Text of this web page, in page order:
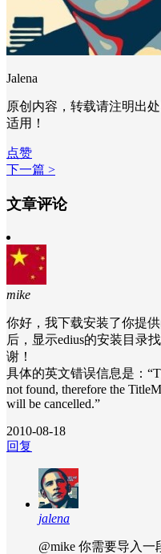
Jalena
原创内容，转载请注明出
适用！
点赞
下一篇 >
文章评论
mike
你好，我下载安装了你提
后，显示edius的安装目录
谢！
具体的英文错误信息是：
not found, therefore the
will be cancelled.”
2010-08-18
回复
jalena
@mike 你需要导入一